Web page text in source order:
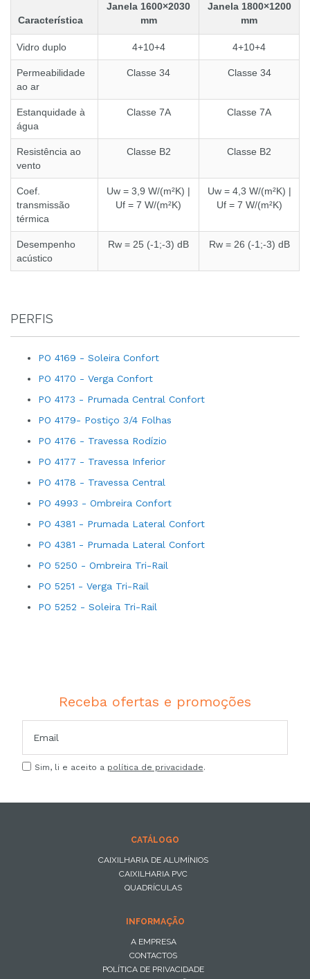
Característica
Janela 1600×2030
mm
Janela 1800×1200
mm
Vidro duplo 4+10+4 4+10+4
Permeabilidade
ao ar
Classe 34 Classe 34
Estanquidade à
água
Classe 7A Classe 7A
Resistência ao
vento
Classe B2 Classe B2
Coef.
transmissão
térmica
Uw = 3,9 W/(m²K) |
Uf = 7 W/(m²K)
Uw = 4,3 W/(m²K) |
Uf = 7 W/(m²K)
Desempenho
acústico
Rw = 25 (-1;-3) dB Rw = 26 (-1;-3) dB
PERFIS
PO 4169 - Soleira Confort
PO 4170 - Verga Confort
PO 4173 - Prumada Central Confort
PO 4179- Postiço 3/4 Folhas
PO 4176 - Travessa Rodízio
PO 4177 - Travessa Inferior
PO 4178 - Travessa Central
PO 4993 - Ombreira Confort
PO 4381 - Prumada Lateral Confort
PO 4381 - Prumada Lateral Confort
PO 5250 - Ombreira Tri-Rail
PO 5251 - Verga Tri-Rail
PO 5252 - Soleira Tri-Rail
Receba ofertas e promoções
Sim, li e aceito a política de privacidade.
CATÁLOGO
CAIXILHARIA DE ALUMÍNIOS
CAIXILHARIA PVC
QUADRÍCULAS
INFORMAÇÃO
A EMPRESA
CONTACTOS
POLÍTICA DE PRIVACIDADE